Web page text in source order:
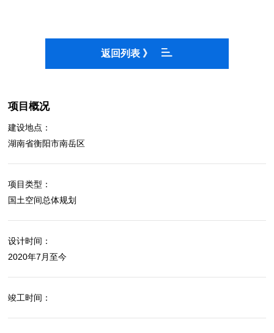
返回列表 》
项目概况
建设地点：
湖南省衡阳市南岳区
项目类型：
国土空间总体规划
设计时间：
2020年7月至今
竣工时间：